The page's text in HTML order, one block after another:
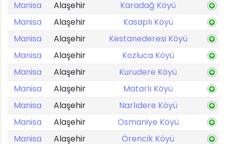
Manisa
Alaşehir
Karadağ Köyü
Manisa
Alaşehir
Kasaplı Köyü
Manisa
Alaşehir
Kestanederesi Köyü
Manisa
Alaşehir
Kozluca Köyü
Manisa
Alaşehir
Kurudere Köyü
Manisa
Alaşehir
Matarlı Köyü
Manisa
Alaşehir
Narlıdere Köyü
Manisa
Alaşehir
Osmaniye Köyü
Manisa
Alaşehir
Örencik Köyü